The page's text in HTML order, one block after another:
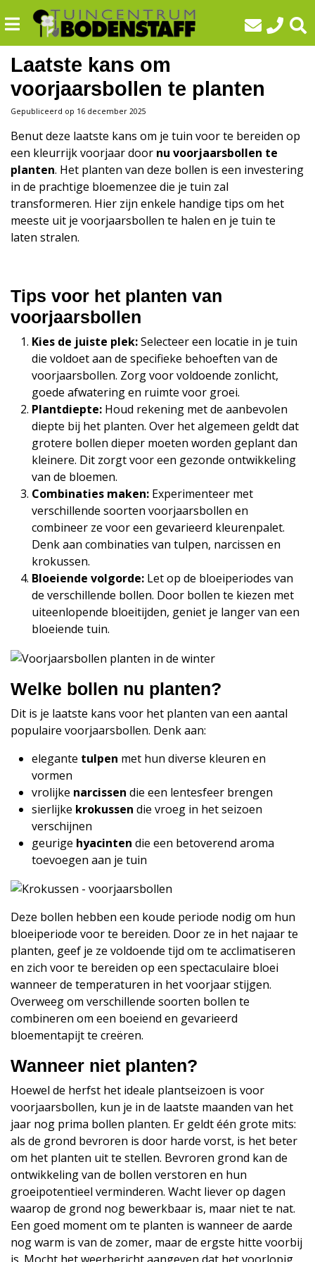
a
Laatste kans om
voorjaarsbollen te planten
Gepubliceerd op 16 december 2025
Benut deze laatste kans om je tuin voor te bereiden op
een kleurrijk voorjaar door nu voorjaarsbollen te
planten. Het planten van deze bollen is een investering
in de prachtige bloemenzee die je tuin zal
transformeren. Hier zijn enkele handige tips om het
meeste uit je voorjaarsbollen te halen en je tuin te
laten stralen.
Tips voor het planten van
voorjaarsbollen
Kies de juiste plek:Selecteer een locatie in je tuin
die voldoet aan de specifieke behoeften van de
voorjaarsbollen. Zorg voor voldoende zonlicht,
goede afwatering en ruimte voor groei.
Plantdiepte: Houd rekening met de aanbevolen
diepte bij het planten. Over het algemeen geldt dat
grotere bollen dieper moeten worden geplant dan
kleinere. Dit zorgt voor een gezonde ontwikkeling
van de bloemen.
Combinaties maken: Experimenteer met
verschillende soorten voorjaarsbollen en
combineer ze voor een gevarieerd kleurenpalet.
Denk aan combinaties van tulpen, narcissen en
krokussen.
Bloeiende volgorde: Let op de bloeiperiodes van
de verschillende bollen. Door bollen te kiezen met
uiteenlopende bloeitijden, geniet je langer van een
bloeiende tuin.
Welke bollen nu planten?
Dit is je laatste kans voor het planten van een aantal
populaire voorjaarsbollen. Denk aan:
elegante tulpen met hun diverse kleuren en
vormen
vrolijke narcissen die een lentesfeer brengen
sierlijke krokussen die vroeg in het seizoen
verschijnen
geurige hyacinten die een betoverend aroma
toevoegen aan je tuin
Deze bollen hebben een koude periode nodig om hun
bloeiperiode voor te bereiden. Door ze in het najaar te
planten, geef je ze voldoende tijd om te acclimatiseren
en zich voor te bereiden op een spectaculaire bloei
wanneer de temperaturen in het voorjaar stijgen.
Overweeg om verschillende soorten bollen te
combineren om een boeiend en gevarieerd
bloementapijt te creëren.
Wanneer niet planten?
Hoewel de herfst het ideale plantseizoen is voor
voorjaarsbollen, kun je in de laatste maanden van het
jaar nog prima bollen planten. Er geldt één grote mits:
als de grond bevroren is door harde vorst, is het beter
om het planten uit te stellen. Bevroren grond kan de
ontwikkeling van de bollen verstoren en hun
groeipotentieel verminderen. Wacht liever op dagen
waarop de grond nog bewerkbaar is, maar niet te nat.
Een goed moment om te planten is wanneer de aarde
nog warm is van de zomer, maar de ergste hitte voorbij